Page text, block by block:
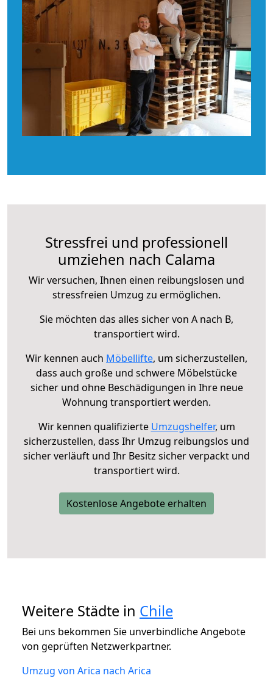
Stressfrei und professionell
umziehen nach Calama
Wir versuchen, Ihnen einen reibungslosen und
stressfreien Umzug zu ermöglichen.
Sie möchten das alles sicher von A nach B,
transportiert wird.
Wir kennen auch Möbellifte, um sicherzustellen,
dass auch große und schwere Möbelstücke
sicher und ohne Beschädigungen in Ihre neue
Wohnung transportiert werden.
Wir kennen qualifizierte Umzugshelfer, um
sicherzustellen, dass Ihr Umzug reibungslos und
sicher verläuft und Ihr Besitz sicher verpackt und
transportiert wird.
Kostenlose Angebote erhalten
Weitere Städte in Chile
Bei uns bekommen Sie unverbindliche Angebote
von geprüften Netzwerkpartner.
Umzug von Arica nach Arica